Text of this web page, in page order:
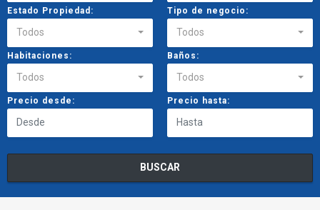
Estado Propiedad:
Todos
Tipo de negocio:
Todos
Habitaciones:
Todos
Baños:
Todos
Precio desde: Precio hasta:
BUSCAR